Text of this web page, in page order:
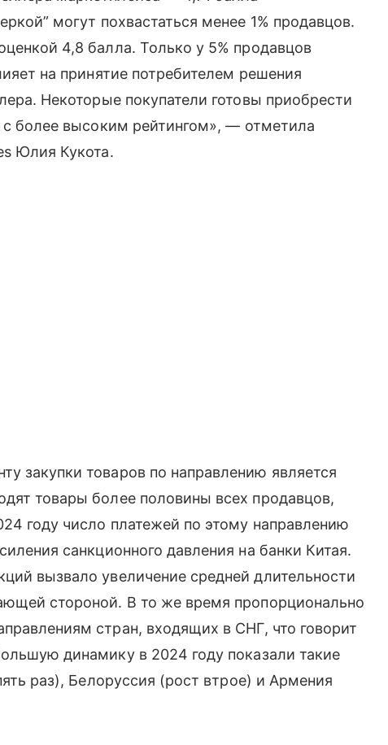
могут похвастаться менее 1% продавцов.
4,8 балла. Только у 5% продавцов
на принятие потребителем решения
Некоторые покупатели готовы приобрести
более высоким рейтингом», — отметила
Юлия Кукота.
закупки товаров по направлению является
товары более половины всех продавцов,
году число платежей по этому направлению
санкционного давления на банки Китая.
вызвало увеличение средней длительности
стороной. В то же время пропорционально
стран, входящих в СНГ, что говорит
динамику в 2024 году показали такие
раз), Белоруссия (рост втрое) и Армения